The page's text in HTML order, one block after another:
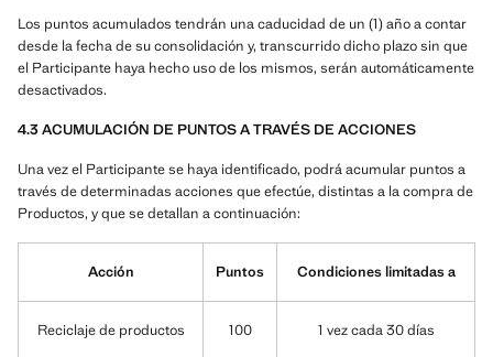
Los puntos acumulados tendrán una caducidad de un (1) año a contar
desde la fecha de su consolidación y, transcurrido dicho plazo sin que
el Participante haya hecho uso de los mismos, serán automáticamente
desactivados.
4.3 ACUMULACIÓN DE PUNTOS A TRAVÉS DE ACCIONES
Una vez el Participante se haya identificado, podrá acumular puntos a
través de determinadas acciones que efectúe, distintas a la compra de
Productos, y que se detallan a continuación:
Acción Puntos Condiciones limitadas a
Reciclaje de productos 100 1 vez cada 30 días